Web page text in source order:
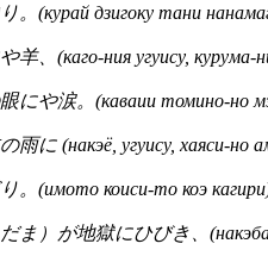
。(курай дзигоку тани
、(каго-ния угуису, курума-
にや涙。(каваии томино-но
雨に (накэё, угуису, хаяси-но
。(имото коиси-то коэ
ま）が地獄にひびき、(накэба